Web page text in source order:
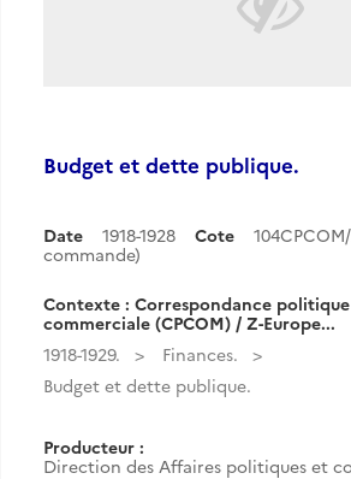
Budget et dette publique.
Date 1918-1928 Cote
commande)
Contexte : Correspondance
commerciale (CPCOM) / Z-Europe...
1918-1929.
Finances.
Budget et dette publique.
Producteur :
Direction des Affaires politiques et